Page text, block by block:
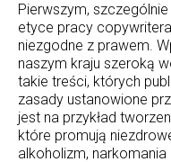
Pierwszym,
etyce pracy
niezgodne z prawem.
naszym kraju szeroką
takie treści, których
zasady ustanowione
jest na przykład
które promują
alkoholizm,